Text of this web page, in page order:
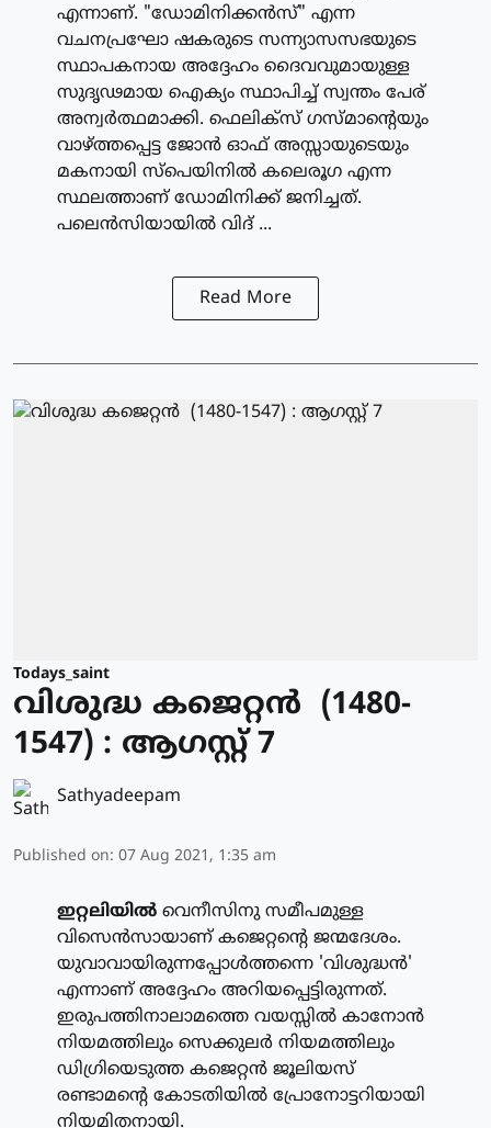
എന്നാണ്. "ഡോമിനിക്കന്‍സ്" എന്ന
വചനപ്രഘോ ഷകരുടെ സന്ന്യാസസഭയുടെ
സ്ഥാപകനായ അദ്ദേഹം ദൈവവുമായുള്ള
സുദൃഢമായ ഐക്യം സ്ഥാപിച്ച് സ്വന്തം പേര്
അന്വര്‍ത്ഥമാക്കി. ഫെലിക്‌സ് ഗസ്മാന്റെയും
വാഴ്ത്തപ്പെട്ട ജോന്‍ ഓഫ് അസ്സായുടെയും
മകനായി സ്‌പെയിനില്‍ കലെരൂഗ എന്ന
സ്ഥലത്താണ് ഡോമിനിക്ക് ജനിച്ചത്.
പലെന്‍സിയായില്‍ വിദ് ...
Read More
Todays_saint
വിശുദ്ധ കജെറ്റന്‍ (1480-
1547) : ആഗസ്റ്റ് 7
Sathyadeepam
Published on: 07 Aug 2021, 1:35 am
ഇറ്റലിയില്‍ വെനീസിനു സമീപമുള്ള
വിസെന്‍സായാണ് കജെറ്റന്റെ ജന്മദേശം.
യുവാവായിരുന്നപ്പോള്‍ത്തന്നെ 'വിശുദ്ധന്‍'
എന്നാണ് അദ്ദേഹം അറിയപ്പെട്ടിരുന്നത്.
ഇരുപത്തിനാലാമത്തെ വയസ്സില്‍ കാനോന്‍
നിയമത്തിലും സെക്കുലര്‍ നിയമത്തിലും
ഡിഗ്രിയെടുത്ത കജെറ്റന്‍ ജൂലിയസ്
രണ്ടാമന്റെ കോടതിയില്‍ പ്രോനോട്ടറിയായി
നിയമിതനായി.